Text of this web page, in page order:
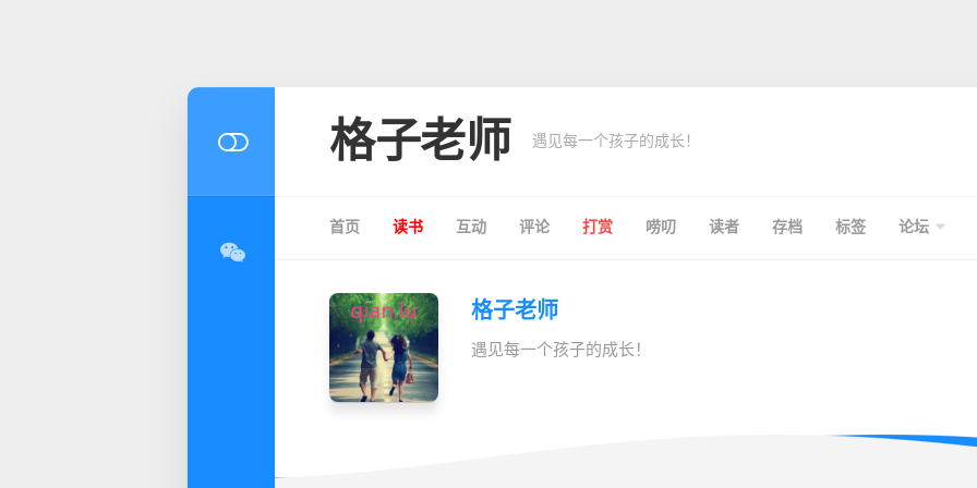
格子老师 遇见每一个孩子的成长！
首页 读书 互动 评论 打赏 唠叨 读者 存档 标签 论坛
格子老师
遇见每一个孩子的成长！